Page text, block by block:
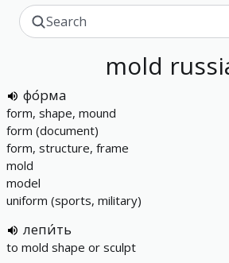
mold
фо́рма
form, shape, mound
form (document)
form, structure, frame
mold
model
uniform (sports, military)
лепи́ть
to mold shape or sculpt